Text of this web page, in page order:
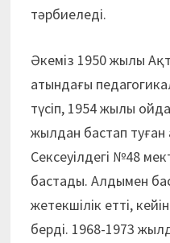
тәрбиеледі.
Әкеміз 1950 жылы
атындағы
түсіп, 1954 жылы
жылдан бастап
Сексеуілдегі №48
бастады. Алдымен
жетекшілік етті,
берді. 1968-1973